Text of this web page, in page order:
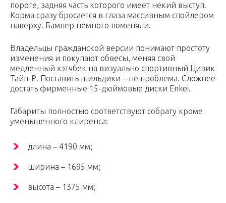
пороге, задняя часть которого имеет некий выступ.
Корма сразу бросается в глаза массивным спойлером
наверху. Бампер немного поменяли.
Владельцы гражданской версии понимают простоту
изменения и покупают обвесы, меняя свой
медленный хэтчбек на визуально спортивный Цивик
Тайп-Р. Поставить шильдики – не проблема. Сложнее
достать фирменные 15-дюймовые диски Enkei.
Габариты полностью соответствуют собрату кроме
уменьшенного клиренса:
длина – 4190 мм;
ширина – 1695 мм;
высота – 1375 мм;